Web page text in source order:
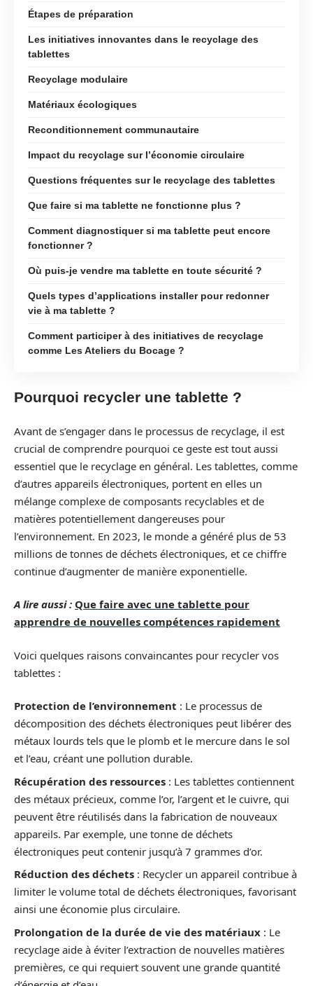
Étapes de préparation
Les initiatives innovantes dans le recyclage des
tablettes
Recyclage modulaire
Matériaux écologiques
Reconditionnement communautaire
Impact du recyclage sur l’économie circulaire
Questions fréquentes sur le recyclage des tablettes
Que faire si ma tablette ne fonctionne plus ?
Comment diagnostiquer si ma tablette peut encore
fonctionner ?
Où puis-je vendre ma tablette en toute sécurité ?
Quels types d’applications installer pour redonner
vie à ma tablette ?
Comment participer à des initiatives de recyclage
comme Les Ateliers du Bocage ?
Pourquoi recycler une tablette ?
Avant de s’engager dans le processus de recyclage, il est
crucial de comprendre pourquoi ce geste est tout aussi
essentiel que le recyclage en général. Les tablettes, comme
d’autres appareils électroniques, portent en elles un
mélange complexe de composants recyclables et de
matières potentiellement dangereuses pour
l’environnement. En 2023, le monde a généré plus de 53
millions de tonnes de déchets électroniques, et ce chiffre
continue d’augmenter de manière exponentielle.
A lire aussi : Que faire avec une tablette pour
apprendre de nouvelles compétences rapidement
Voici quelques raisons convaincantes pour recycler vos
tablettes :
Protection de l’environnement : Le processus de
décomposition des déchets électroniques peut libérer des
métaux lourds tels que le plomb et le mercure dans le sol
et l’eau, créant une pollution durable.
Récupération des ressources : Les tablettes contiennent
des métaux précieux, comme l’or, l’argent et le cuivre, qui
peuvent être réutilisés dans la fabrication de nouveaux
appareils. Par exemple, une tonne de déchets
électroniques peut contenir jusqu’à 7 grammes d’or.
Réduction des déchets : Recycler un appareil contribue à
limiter le volume total de déchets électroniques, favorisant
ainsi une économie plus circulaire.
Prolongation de la durée de vie des matériaux : Le
recyclage aide à éviter l’extraction de nouvelles matières
premières, ce qui requiert souvent une grande quantité